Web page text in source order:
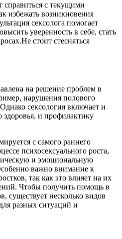
справиться с текущими
избежать возникновения
сексолога помогает
уверенность в себе, стать
стоит стесняться
на решение проблем в
нарушения полового
сексология включает и
и профилактику
с самого раннего
психосексуального роста,
и эмоциональную
важно внимание к
так как это влияет на их
Чтобы получить помощь в
существует несколько видов
разных ситуаций и